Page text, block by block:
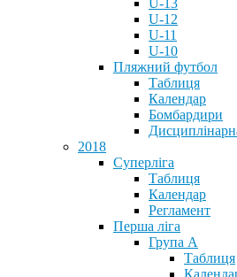
U-13
U-12
U-11
U-10
Пляжний футбол
Таблиця
Календар
Бомбардири
2018
Суперліга
Таблиця
Календар
Регламент
Перша ліга
Група А
Таблиця